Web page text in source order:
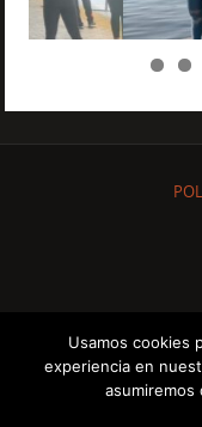
Gracias porUsamos cookies
experiencia en
asumiremos